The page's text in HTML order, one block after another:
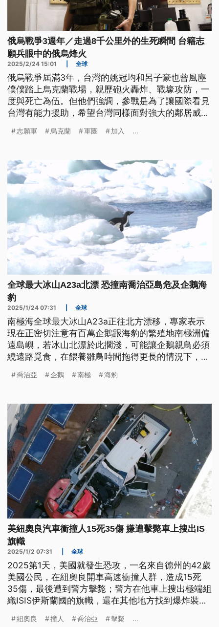
俄烏戰爭3週年／走過8千公里外的生死瞬間 台籍志
願兵眼中的俄烏烽火
2025/2/24 15:01 全球
俄烏戰爭屆滿3年，台灣的姚冠均和呂子豪也曾風塵
僕僕踏上烏克蘭戰場，親歷砲火轟炸、戰壕攻防，一
度與死亡為伍。但他們強調，參戰是為了讓國際看見
台灣有能力援助，希望台灣同樣面對強大的鄰居威脅
志願軍 烏克蘭 軍團 加入 ...
全球最大冰山A23a北漂 恐撞南喬治亞島危及企鵝海
豹
2025/1/24 07:31 全球
南極海全球最大冰山A23a正往北方漂移，專家表示
現在正密切注意有百萬企鵝跟海豹的繁殖地南極洲偏
遠島嶼，若冰山北漂於此擱淺，可能讓企鵝親鳥必須
繞遠路覓食，在餵養雛鳥時間拖得更長的情況下，有
喬治亞 企鵝 南極 海豹
美紐奧良汽車衝撞人15死35傷 嫌遭擊斃車上搜出IS
旗幟
2025/1/2 07:31 全球
2025第1天，美國就發生恐攻，一名來自德州的42歲
美國公民，在紐奧良開車高速衝撞人群，造成15死
35傷，最後遭到警方擊斃；警方在他車上搜出極端組
織ISIS伊斯蘭國的旗幟，還在其他地方找到爆炸裝
紐奧良 撞人 喬治亞 擊斃 ...